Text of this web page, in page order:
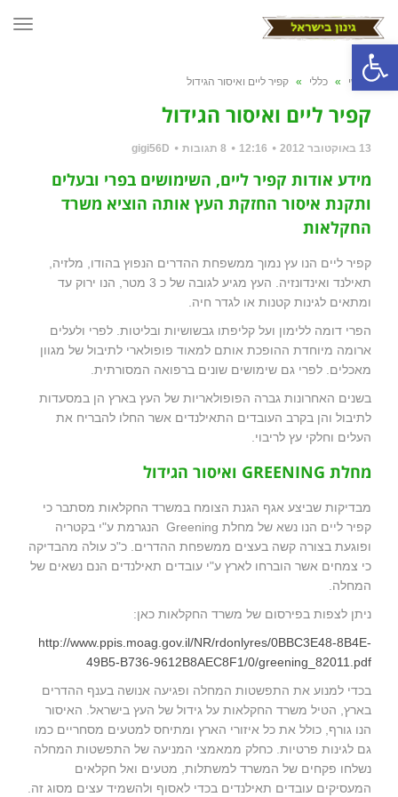
פתח סרגל נגישות
ראשי » כללי » קפיר ליים ואיסור הגידול
קפיר ליים ואיסור הגידול
13 באוקטובר 2012 12:16 8 תגובות gigi56D
מידע אודות קפיר ליים, השימושים בפרי ובעלים
ותקנת איסור החזקת העץ אותה הוציא משרד
החקלאות
קפיר ליים הנו עץ נמוך ממשפחת ההדרים הנפוץ בהודו, מלזיה,
תאילנד ואינדונזיה. העץ מגיע לגובה של כ 3 מטר, הנו ירוק עד
ומתאים לגינות קטנות או לגדר חיה.
הפרי דומה ללימון ועל קליפתו גבשושיות ובליטות. לפרי ולעלים
ארומה מיוחדת ההופכת אותם למאוד פופולארי לתיבול של מגוון
מאכלים. לפרי גם שימושים שונים ברפואה המסורתית.
בשנים האחרונות גברה הפופולאריות של העץ בארץ הן במסעדות
לתיבול והן בקרב העובדים התאילנדים אשר החלו להבריח את
העלים וחלקי עץ לריבוי.
מחלת GREENING ואיסור הגידול
מבדיקות שביצע אגף הגנת הצומח במשרד החקלאות מסתבר כי
קפיר ליים הנו נשא של מחלת Greening הנגרמת ע"י בקטריה
ופוגעת בצורה קשה בעצים ממשפחת ההדרים. כ"כ עולה מהבדיקה
כי צמחים אשר הוברחו לארץ ע"י עובדים תאילנדים הנם נשאים של
המחלה.
ניתן לצפות בפירסום של משרד החקלאות כאן:
http://www.ppis.moag.gov.il/NR/rdonlyres/0BBC3E48-8B4E-
49B5-B736-9612B8AEC8F1/0/greening_82011.pdf
בכדי למנוע את התפשטות המחלה ופגיעה אנושה בענף ההדרים
בארץ, הטיל משרד החקלאות על גידול של העץ בישראל. האיסור
הנו גורף, כולל את כל איזורי הארץ ומתיחס למטעים מסחריים כמו
גם לגינות פרטיות. כחלק ממאמצי המניעה של התפשטות המחלה
נשלחו פקחים של המשרד למשתלות, מטעים ואל חקלאים
המעסיקים עובדים תאילנדים בכדי לאסוף ולהשמיד עצים מסוג זה.